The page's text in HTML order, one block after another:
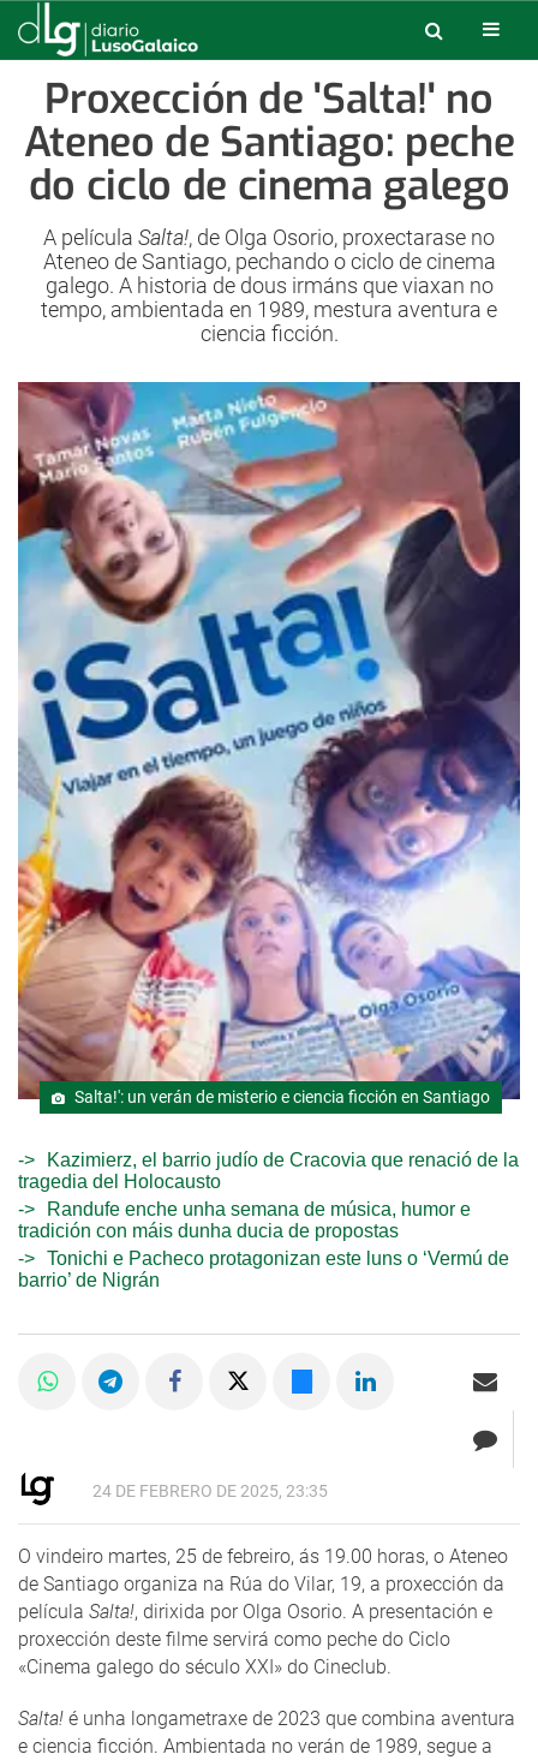
Proxección de 'Salta!' no
Ateneo de Santiago: peche
do ciclo de cinema galego
A película Salta!, de Olga Osorio, proxectarase no
Ateneo de Santiago, pechando o ciclo de cinema
galego. A historia de dous irmáns que viaxan no
tempo, ambientada en 1989, mestura aventura e
ciencia ficción.
Salta!': un verán de misterio e ciencia ficción en Santiago
Kazimierz, el barrio judío de Cracovia que renació de la
tragedia del Holocausto
Randufe enche unha semana de música, humor e
tradición con máis dunha ducia de propostas
Tonichi e Pacheco protagonizan este luns o ‘Vermú de
barrio’ de Nigrán
24 DE FEBRERO DE 2025, 23:35
O vindeiro martes, 25 de febreiro, ás 19.00 horas, o Ateneo
de Santiago organiza na Rúa do Vilar, 19, a proxección da
película Salta!, dirixida por Olga Osorio. A presentación e
proxección deste filme servirá como peche do Ciclo
«Cinema galego do século XXI» do Cineclub.
Salta! é unha longametraxe de 2023 que combina aventura
e ciencia ficción. Ambientada no verán de 1989, segue a